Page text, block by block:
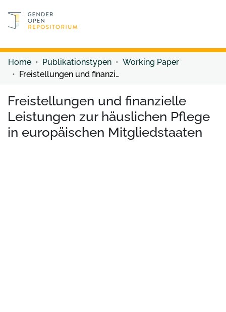
Discover content
Home Publikationstypen
Working Paper
Freistellungen und finanzielle Leistungen zur häuslichen Pflege in europäischen Mitgliedstaaten
Freistellungen und finanzielle
Leistungen zur häuslichen Pflege
in europäischen Mitgliedstaaten